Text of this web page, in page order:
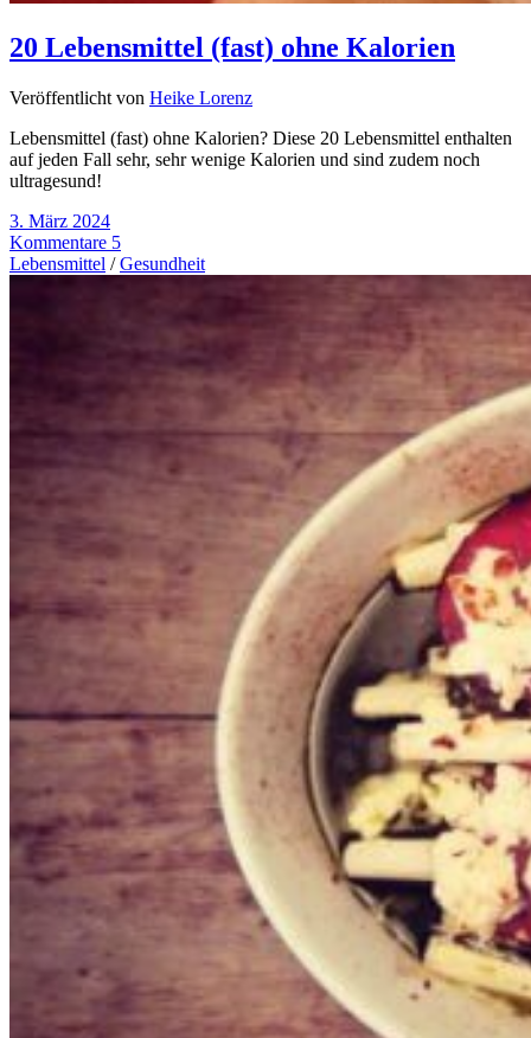
20 Lebensmittel (fast) ohne Kalorien
Veröffentlicht von Heike Lorenz
Lebensmittel (fast) ohne Kalorien? Diese 20 Lebensmittel enthalten
auf jeden Fall sehr, sehr wenige Kalorien und sind zudem noch
ultragesund!
3. März 2024
Kommentare 5
Lebensmittel /Gesundheit